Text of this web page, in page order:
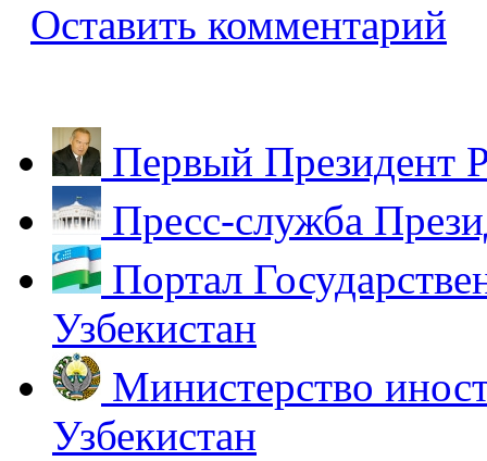
Оставить комментарий
Первый Президент
Пресс-служба
Портал
Узбекистан
Министерство
Узбекистан